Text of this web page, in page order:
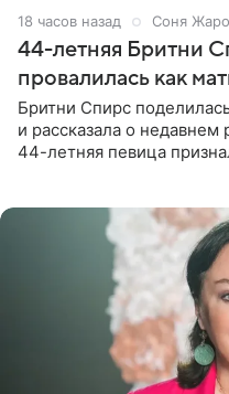
18 часов назад Соня
44-летняя Бритни
провалилась как
Бритни Спирс
и рассказала о недавнем
44-летняя певица